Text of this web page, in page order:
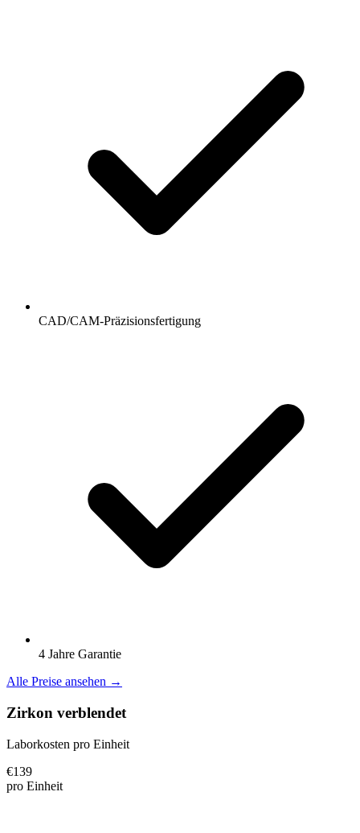
CAD/CAM-Präzisionsfertigung
4 Jahre Garantie
Alle Preise ansehen →
Zirkon verblendet
Laborkosten pro Einheit
€139
pro Einheit